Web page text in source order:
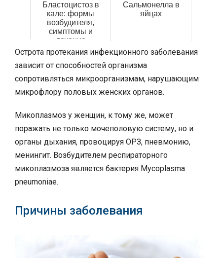
Бластоцистоз в
кале: формы
возбудителя,
симптомы и
лечение
Cальмонелла в
яйцах
Острота протекания инфекционного заболевания
зависит от способностей организма
сопротивляться микроорганизмам, нарушающим
микрофлору половых женских органов.
Микоплазмоз у женщин, к тому же, может
поражать не только мочеполовую систему, но и
органы дыхания, провоцируя ОРЗ, пневмонию,
менингит. Возбудителем респираторного
микоплазмоза является бактерия Mycoplasma
pneumoniae.
Причины заболевания